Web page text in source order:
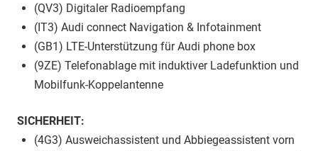
(QV3) Digitaler Radioempfang
(IT3) Audi connect Navigation & Infotainment
(GB1) LTE-Unterstützung für Audi phone box
(9ZE) Telefonablage mit induktiver Ladefunktion und
Mobilfunk-Koppelantenne
SICHERHEIT:
(4G3) Ausweichassistent und Abbiegeassistent vorn